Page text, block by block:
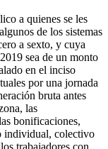
a quienes se les
de los sistemas
a sexto, y cuya
sea de un monto
en el inciso
por una jornada
bruta antes
las
bonificaciones,
individual, colectivo
trabajadores con